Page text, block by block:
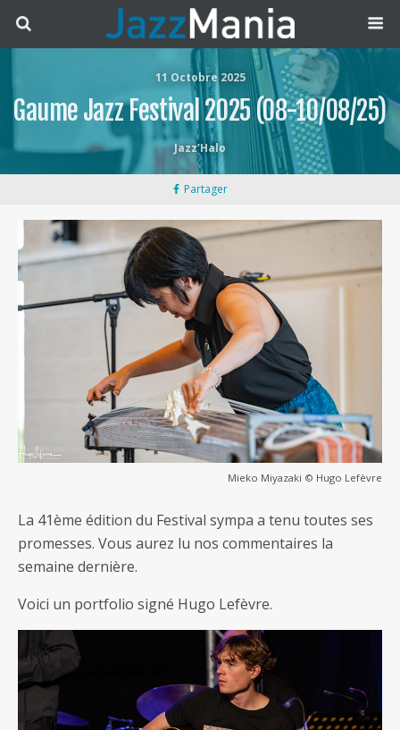
11 Octobre 2025
Gaume Jazz Festival 2025 (08-10/08/25)
Jazz’Halo
Partager
Mieko Miyazaki © Hugo Lefèvre
La 41ème édition du Festival sympa a tenu toutes ses
promesses. Vous aurez lu nos commentaires la
semaine dernière.
Voici un portfolio signé Hugo Lefèvre.